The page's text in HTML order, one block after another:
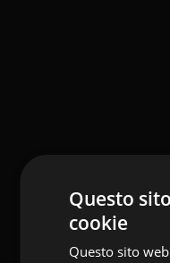
Questo
cookie
Questo sito